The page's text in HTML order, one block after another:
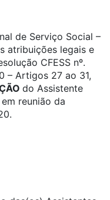
de Serviço Social –
atribuições legais e
CFESS nº.
– Artigos 27 ao 31,
do Assistente
reunião da